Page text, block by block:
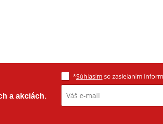
a akciách.
*Súhlasím so zasielaním